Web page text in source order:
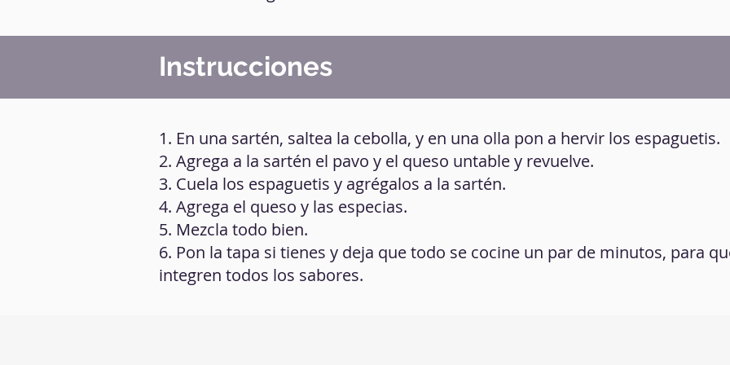
Instrucciones
1. En una sartén, saltea la cebolla, y en una olla pon a hervir los espaguetis.
2. Agrega a la sartén el pavo y el queso untable y revuelve.
3. Cuela los espaguetis y agrégalos a la sartén.
4. Agrega el queso y las especias.
5. Mezcla todo bien.
6. Pon la tapa si tienes y deja que todo se cocine un par de minutos, para
integren todos los sabores.